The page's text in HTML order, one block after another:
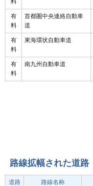
料
有
料
首都圏中央連絡自動車
道
有
料
東海環状自動車道
有
料
南九州自動車道
路線拡幅された道路
道路 路線名称